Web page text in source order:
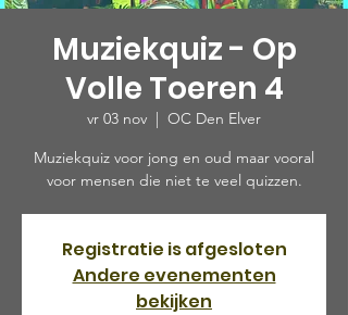
Muziekquiz - Op
Volle Toeren 4
vr 03 nov
  |
OC Den Elver
Muziekquiz voor jong en oud maar vooral
voor mensen die niet te veel quizzen.
Registratie is afgesloten
Andere evenementen
bekijken